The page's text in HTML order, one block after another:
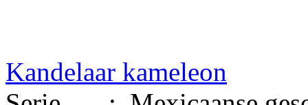
Kandelaar kameleon